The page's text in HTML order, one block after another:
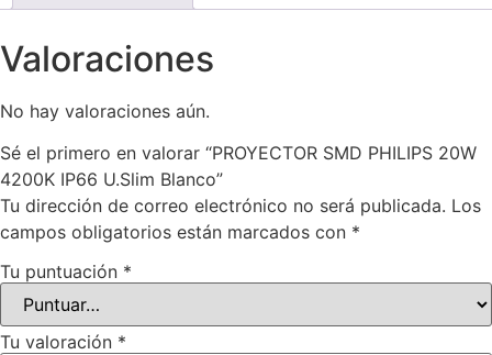
Valoraciones
No hay valoraciones aún.
Sé el primero en valorar “PROYECTOR SMD PHILIPS 20W
4200K IP66 U.Slim Blanco”
Tu dirección de correo electrónico no será publicada. Los
campos obligatorios están marcados con *
Tu puntuación *
Tu valoración *